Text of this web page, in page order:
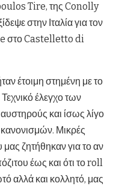
Tire, της Conolly
στην Ιταλία για τον
στο Castelletto di
έτοιμη στημένη με το
έλεγχο των
και ίσως λίγο
Μικρές
ζητήθηκαν για το αν
έως και ότι το roll
αλλά και κολλητό, μας